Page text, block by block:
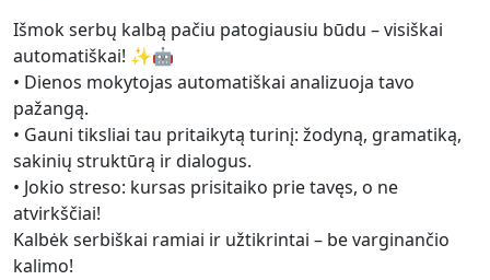
Išmok serbų kalbą pačiu patogiausiu būdu – visiškai
automatiškai! ✨🤖
• Dienos mokytojas automatiškai analizuoja tavo
pažangą.
• Gauni tiksliai tau pritaikytą turinį: žodyną, gramatiką,
sakinių struktūrą ir dialogus.
• Jokio streso: kursas prisitaiko prie tavęs, o ne
atvirkščiai!
Kalbėk serbiškai ramiai ir užtikrintai – be varginančio
kalimo!